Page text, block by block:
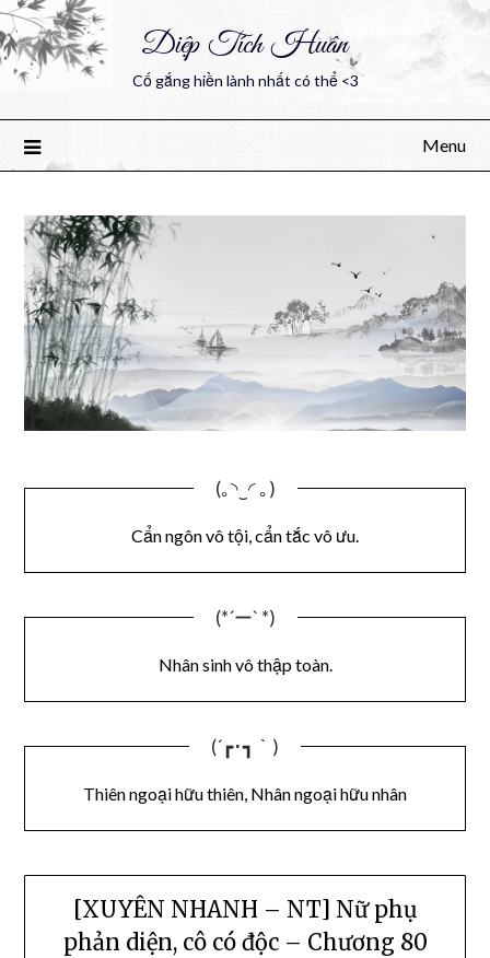
Diệp Tích Huân
Cố gắng hiền lành nhất có thể <3
Menu
(｡◝‿◜ ｡)
Cẩn ngôn vô tội, cẩn tắc vô ưu.
(*´ー` *)
Nhân sinh vô thập toàn.
(´┏･┓｀)
Thiên ngoại hữu thiên, Nhân ngoại hữu nhân
[XUYÊN NHANH – NT] Nữ phụ
phản diện, cô có độc – Chương 80